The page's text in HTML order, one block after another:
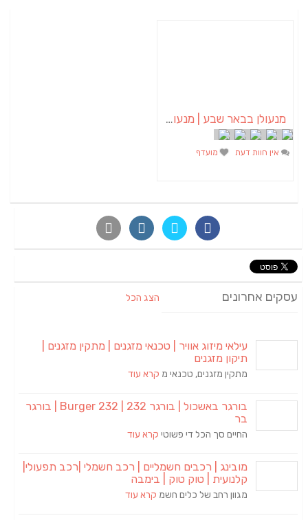
מנעולן בבאר שבע | מנעולן באופקים | ויטלי המנעולן
אין חוות דעת מועדף
עסקים אחרונים הצג הכל
עילאי מיזוג אוויר | טכנאי מזגנים | מתקין מזגנים |
תיקון מזגנים
מתקין מזגנים, טכנאי מ קרא עוד
בורגר באשכול | בורגר 232 | Burger 232 | בורגר
בר
החיים סך הכל די פשוטי קרא עוד
מובינג | רכבים חשמליים | רכב חשמלי |רכב תפעולי|
קלנועית | טוק טוק | בימבה
מגוון רחב של כלים חשמ קרא עוד